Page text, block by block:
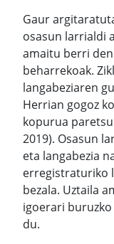
Gaur
osasun larrialdi
amaitu berri
beharrekoak.
langabeziaren
Herrian gogoz
kopurua
2019). Osasun
eta langabezia
erregistraturiko
bezala. Uztaila
igoerari
du.